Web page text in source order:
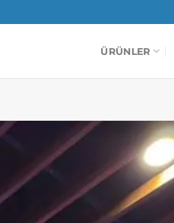
ÜRÜNLER